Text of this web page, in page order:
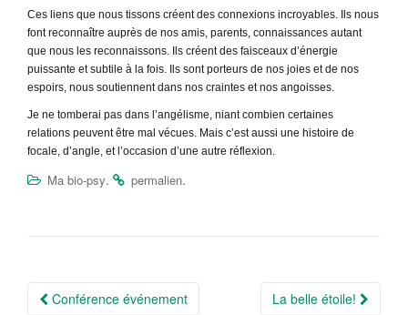
Ces liens que nous tissons créent des connexions incroyables. Ils nous
font reconnaître auprès de nos amis, parents, connaissances autant
que nous les reconnaissons. Ils créent des faisceaux d’énergie
puissante et subtile à la fois. Ils sont porteurs de nos joies et de nos
espoirs, nous soutiennent dans nos craintes et nos angoisses.
Je ne tomberai pas dans l’angélisme, niant combien certaines
relations peuvent être mal vécues. Mais c’est aussi une histoire de
focale, d’angle, et l’occasion d’une autre réflexion.
Ma bio-psy. permalien.
Navigation
Conférence événement La belle étoile!